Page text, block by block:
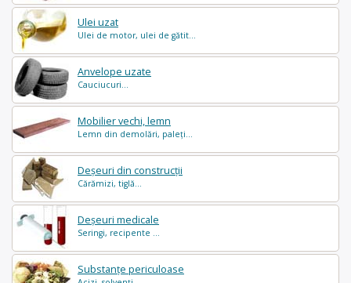
Ulei uzat
Ulei de motor, ulei de gătit...
Anvelope uzate
Cauciucuri...
Mobilier vechi, lemn
Lemn din demolări, paleți...
Deșeuri din construcții
Cărămizi, tiglă...
Deșeuri medicale
Seringi, recipente ...
Substanțe periculoase